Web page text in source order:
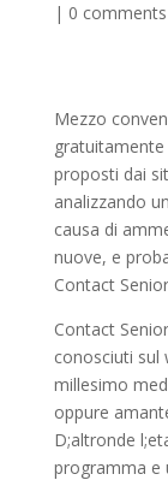
| 0 comments
Mezzo
proposti dai
analizzando
causa di
nuove, e
Contact
Contact
conosciuti sul
millesimo
oppure
D;altronde
programma e